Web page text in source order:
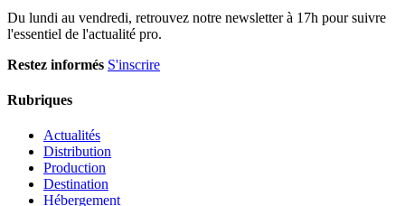
Du lundi au vendredi, retrouvez notre newsletter à 17h pour suivre
l'essentiel de l'actualité pro.
Restez informés S'inscrire
Rubriques
Actualités
Distribution
Production
Destination
Hébergement